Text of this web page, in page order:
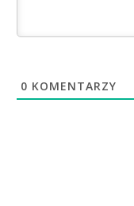
0 KOMENTARZY